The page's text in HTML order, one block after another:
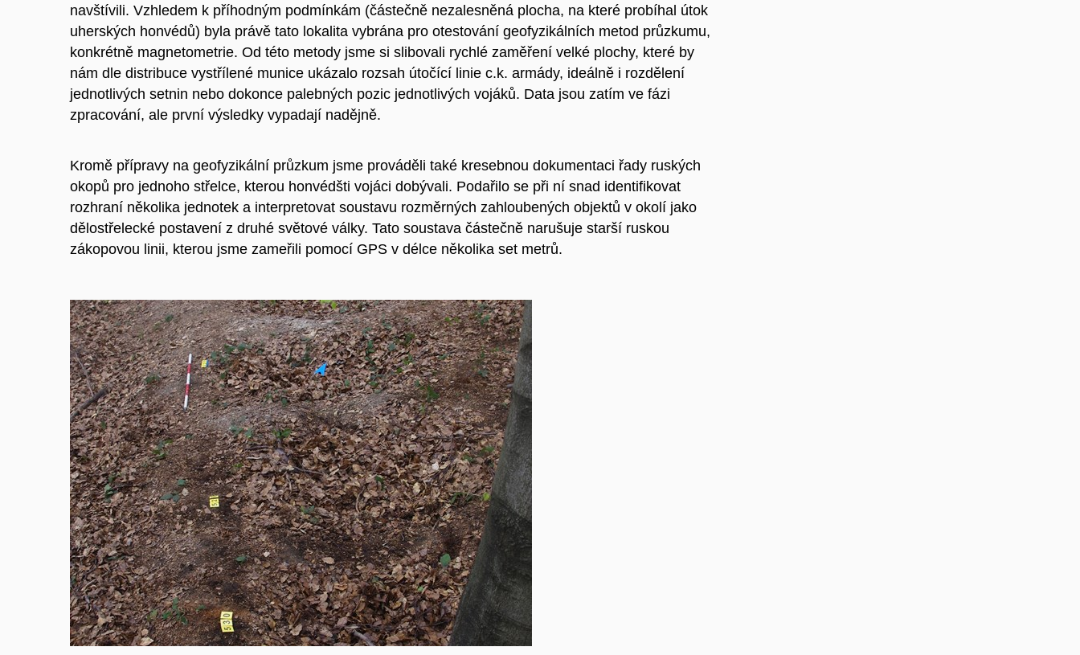
navštívili. Vzhledem k příhodným podmínkám (částečně nezalesněná plocha, na které probíhal útok
uherských honvédů) byla právě tato lokalita vybrána pro otestování geofyzikálních metod průzkumu,
konkrétně magnetometrie. Od této metody jsme si slibovali rychlé zaměření velké plochy, které by
nám dle distribuce vystřílené munice ukázalo rozsah útočící linie c.k. armády, ideálně i rozdělení
jednotlivých setnin nebo dokonce palebných pozic jednotlivých vojáků. Data jsou zatím ve fázi
zpracování, ale první výsledky vypadají nadějně.
Kromě přípravy na geofyzikální průzkum jsme prováděli také kresebnou dokumentaci řady ruských
okopů pro jednoho střelce, kterou honvédšti vojáci dobývali. Podařilo se při ní snad identifikovat
rozhraní několika jednotek a interpretovat soustavu rozměrných zahloubených objektů v okolí jako
dělostřelecké postavení z druhé světové války. Tato soustava částečně narušuje starší ruskou
zákopovou linii, kterou jsme zameřili pomocí GPS v délce několika set metrů.